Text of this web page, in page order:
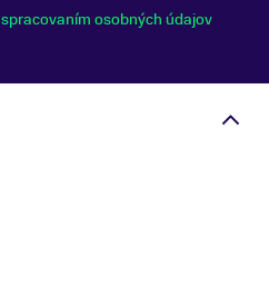
spracovaním osobných údajov